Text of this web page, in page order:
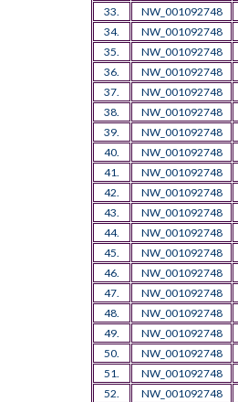
33.
NW_001092748
34.
NW_001092748
35.
NW_001092748
36.
NW_001092748
37.
NW_001092748
38.
NW_001092748
39.
NW_001092748
40.
NW_001092748
41.
NW_001092748
42.
NW_001092748
43.
NW_001092748
44.
NW_001092748
45.
NW_001092748
46.
NW_001092748
47.
NW_001092748
48.
NW_001092748
49.
NW_001092748
50.
NW_001092748
51.
NW_001092748
52.
NW_001092748